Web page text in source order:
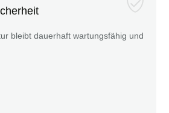
bleibt dauerhaft wartungsfähig und